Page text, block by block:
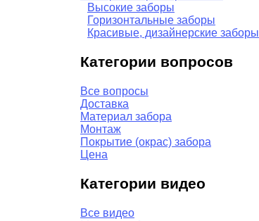
Высокие заборы
Горизонтальные заборы
Красивые, дизайнерские заборы
Категории вопросов
Все вопросы
Доставка
Материал забора
Монтаж
Покрытие (окрас) забора
Цена
Категории видео
Все видео